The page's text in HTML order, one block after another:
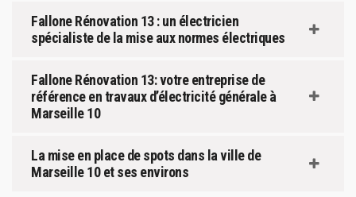
Fallone Rénovation 13 : un électricien
spécialiste de la mise aux normes électriques
Fallone Rénovation 13: votre entreprise de
référence en travaux d’électricité générale à
Marseille 10
La mise en place de spots dans la ville de
Marseille 10 et ses environs